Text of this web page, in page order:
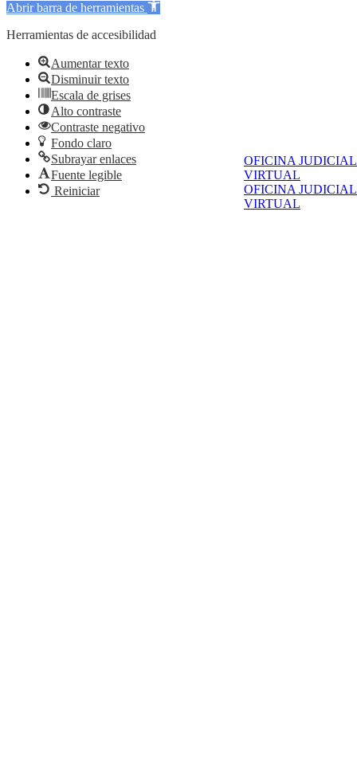
OFICINA JUDICIAL
VIRTUAL
OFICINA JUDICIAL
VIRTUAL
Abrir barra de herramientas
Herramientas de accesibilidad
Aumentar texto
Disminuir texto
Escala de grises
Alto contraste
Contraste negativo
Fondo claro
Subrayar enlaces
Fuente legible
Reiniciar